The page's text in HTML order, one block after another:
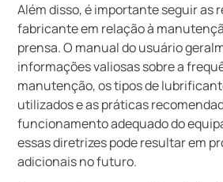
Além disso, é importante seguir as
fabricante em relação à
prensa. O manual do usuário
informações valiosas sobre a
manutenção, os tipos de
utilizados e as práticas
funcionamento adequado do
essas diretrizes pode resultar em
adicionais no futuro.